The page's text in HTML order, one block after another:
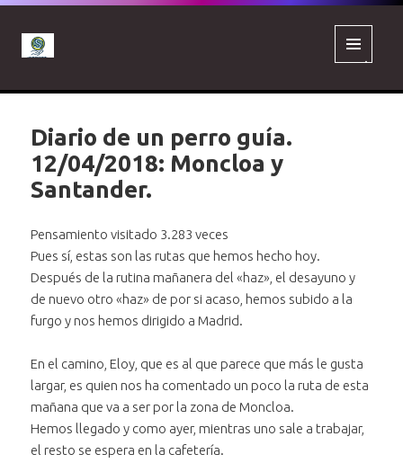
WIDGETS
Diario de un perro guía.
12/04/2018: Moncloa y
Santander.
Pensamiento visitado 3.283 veces
Pues sí, estas son las rutas que hemos hecho hoy.
Después de la rutina mañanera del «haz», el desayuno y
de nuevo otro «haz» de por si acaso, hemos subido a la
furgo y nos hemos dirigido a Madrid.
En el camino, Eloy, que es al que parece que más le gusta
largar, es quien nos ha comentado un poco la ruta de esta
mañana que va a ser por la zona de Moncloa.
Hemos llegado y como ayer, mientras uno sale a trabajar,
el resto se espera en la cafetería.